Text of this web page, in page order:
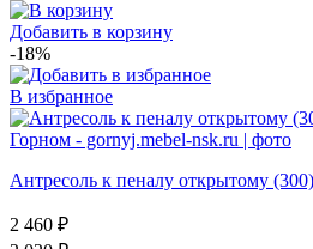
Добавить в корзину
-18%
В избранное
Антресоль к пеналу открытому
2 460 ₽